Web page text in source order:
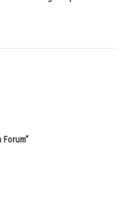
Forum”